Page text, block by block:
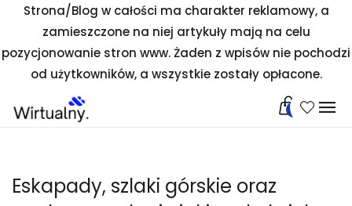
Strona/Blog w całości ma charakter reklamowy, a
zamieszczone na niej artykuły mają na celu
pozycjonowanie stron www. Żaden z wpisów nie pochodzi
od użytkowników, a wszystkie zostały opłacone.
0
Eskapady, szlaki górskie oraz